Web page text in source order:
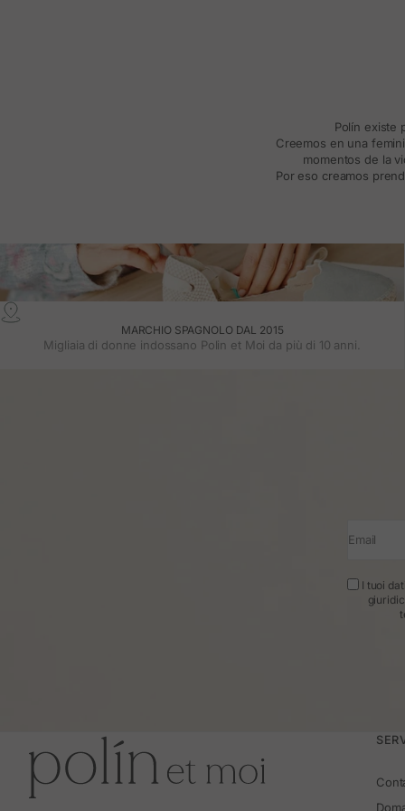
Polín existe
Creemos en una
momentos de la
Por eso creamos
MARCHIO SPAGNOLO DAL 2015
Migliaia di donne indossano Polin et Moi da più di 10 anni.
Email
I tuoi